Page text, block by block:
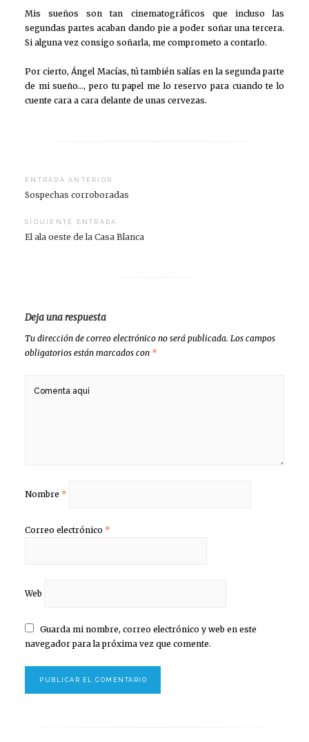
Mis sueños son tan cinematográficos que incluso las
segundas partes acaban dando pie a poder soñar una tercera.
Si alguna vez consigo soñarla, me comprometo a contarlo.
Por cierto, Ángel Macías, tú también salías en la segunda parte
de mi sueño…, pero tu papel me lo reservo para cuando te lo
cuente cara a cara delante de unas cervezas.
Navegación
de
entradas
ENTRADA ANTERIOR
Sospechas corroboradas
SIGUIENTE ENTRADA
El ala oeste de la Casa Blanca
Deja una respuesta
Tu dirección de correo electrónico no será publicada. Los campos
obligatorios están marcados con *
Nombre *
Correo electrónico *
Web
Guarda mi nombre, correo electrónico y web en este
navegador para la próxima vez que comente.